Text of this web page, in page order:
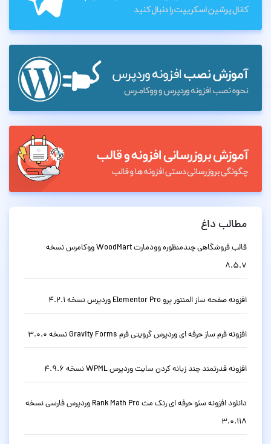
مطالب داغ
قالب فروشگاهی چندمنظوره وودمارت WoodMart ووکامرس نسخه
8.5.7
افزونه صفحه ساز المنتور پرو Elementor Pro وردپرس نسخه 4.2.1
افزونه فرم ساز حرفه ای وردپرس گرویتی فرم Gravity Forms نسخه 3.0.0
افزونه قدرتمند چند زبانه کردن سایت وردپرس WPML نسخه 4.9.6
دانلود افزونه سئو حرفه ای رنک مث Rank Math Pro وردپرس فارسی نسخه
3.0.118